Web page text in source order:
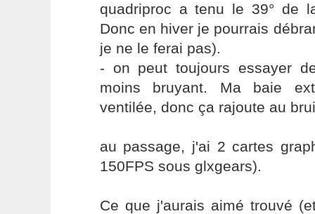
quadriproc a tenu le 39° de
Donc en hiver je pourrais
je ne le ferai pas).
- on peut toujours essayer
moins bruyant. Ma baie
ventilée, donc ça rajoute au
au passage, j'ai 2 cartes
150FPS sous glxgears).
Ce que j'aurais aimé trouvé